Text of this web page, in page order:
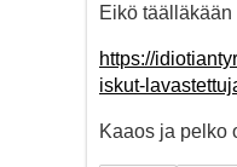
Eikö
https://
iskut-
Kaaos ja pelko